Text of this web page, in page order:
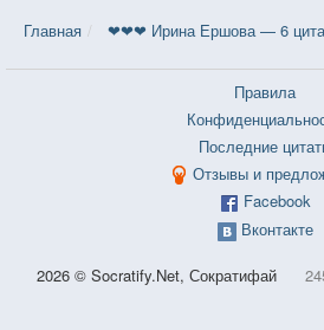
Главная ❤❤❤ Ирина Ершова — 6
Правила
Последние
Отзывы и
Facebook
Вконтакте
2026 © Socratify.Net, Сократифай